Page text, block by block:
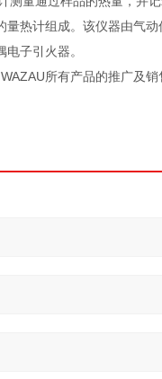
热计组成。该仪器由气
子引火器。
所有产品的推广及